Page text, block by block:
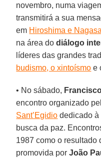
novembro, numa
transmitirá a sua
em Hiroshima e
na área dodiálogo
líderes das grandes
budismo, o xintoísmo e
• No sábado,
encontro organizado
Sant’Egidio dedicado à
busca da paz.
1987 como o resultado
promovida porJoão